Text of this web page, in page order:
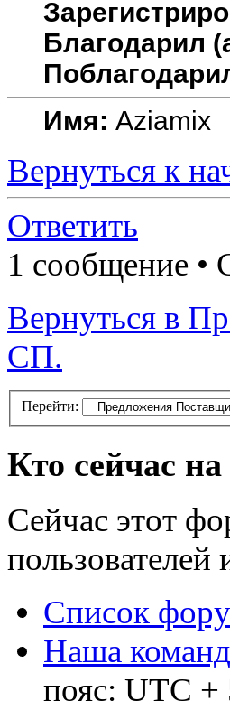
Благодарил
Имя: Aziamix
Вернуться к
Ответить
1 сообщение •
Вернуться в
СП.
Перейти:
Кто сейчас
Сейчас этот
пользователей
Список
Наша
пояс: UTC +